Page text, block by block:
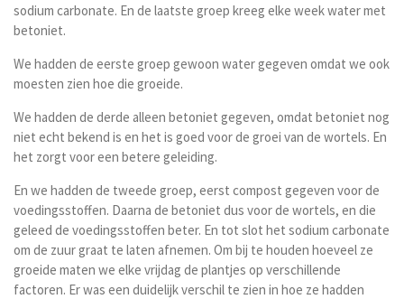
sodium carbonate. En de laatste groep kreeg elke week water met
betoniet.
We hadden de eerste groep gewoon water gegeven omdat we ook
moesten zien hoe die groeide.
We hadden de derde alleen betoniet gegeven, omdat betoniet nog
niet echt bekend is en het is goed voor de groei van de wortels. En
het zorgt voor een betere geleiding.
En we hadden de tweede groep, eerst compost gegeven voor de
voedingsstoffen. Daarna de betoniet dus voor de wortels, en die
geleed de voedingsstoffen beter. En tot slot het sodium carbonate
om de zuur graat te laten afnemen. Om bij te houden hoeveel ze
groeide maten we elke vrijdag de plantjes op verschillende
factoren. Er was een duidelijk verschil te zien in hoe ze hadden